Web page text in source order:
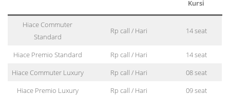
Kursi
Hiace Commuter
Standard
Rp call / Hari 14 seat
Hiace Premio Standard Rp call / Hari
14 seat
Hiace Commuter Luxury
Rp call / Hari
08 seat
Hiace Premio Luxury
Rp call / Hari
09 seat